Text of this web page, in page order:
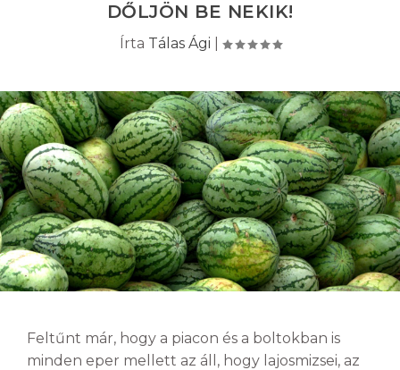
DŐLJÖN BE NEKIK!
Írta Tálas Ági
Feltűnt már, hogy a piacon és a boltokban is
minden eper mellett az áll, hogy lajosmizsei, az